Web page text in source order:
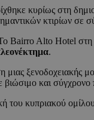
κυρίως στη
κτιρίων σε
Bairro Alto Hotel
.
μιας ξενοδοχειακής
βιώσιμο και σύγχρονο
του κυπριακού